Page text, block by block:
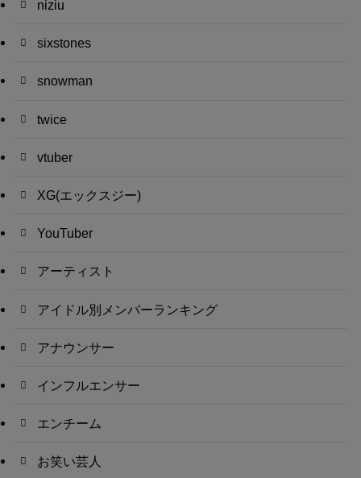
niziu
sixstones
snowman
twice
vtuber
XG(エックスジー)
YouTuber
アーティスト
アイドル別メンバーランキング
アナウンサー
インフルエンサー
エンチーム
お笑い芸人